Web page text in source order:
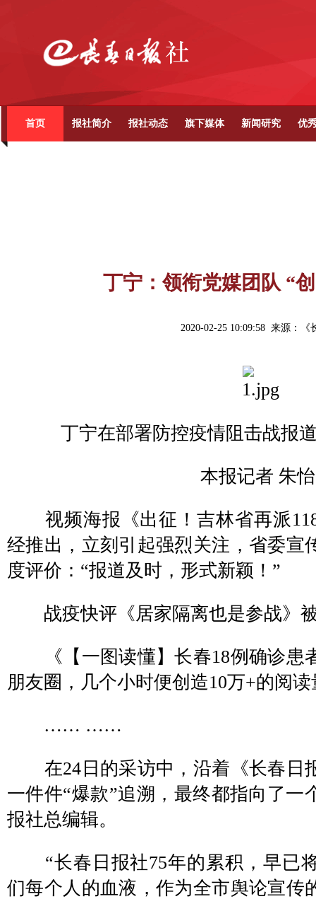
首页 报社简介 报社动态 旗下媒体 新闻研究 优
丁宁：领衔党媒团队 “
2020-02-25 10:09:58 来源：
丁宁在部署防控疫情阻击战报
本报记者 朱怡
视频海报《出征！吉林省再派
经推出，立刻引起强烈关注，省委宣
度评价：“报道及时，形式新颖！”
战疫快评《居家隔离也是参战》
《【一图读懂】长春18例确诊患
朋友圈，几个小时便创造10万+的阅读
…… ……
在24日的采访中，沿着《长春日
一件件“爆款”追溯，最终都指向了
报社总编辑。
“长春日报社75年的累积，早已
们每个人的血液，作为全市舆论宣传